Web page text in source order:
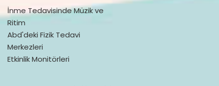
İnme Tedavisinde Müzik ve
Ritim
Abd'deki Fizik Tedavi
Merkezleri
Etkinlik Monitörleri